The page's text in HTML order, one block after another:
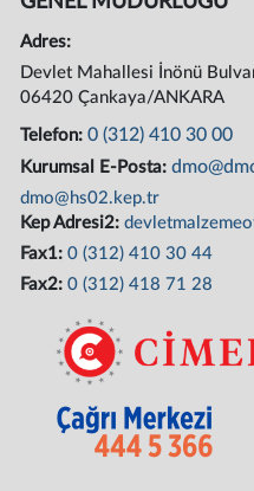
Adres:
Devlet Mahallesi İnönü
06420 Çankaya/ANKARA
Telefon:0 (312) 410 30 00
Kurumsal E-Posta:
dmo@hs02.kep.tr
Kep Adresi2:
Fax1:0 (312) 410 30 44
Fax2:0 (312) 418 71 28